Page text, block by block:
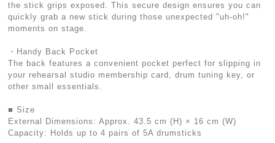
the stick grips exposed. This secure design ensures you can
quickly grab a new stick during those unexpected "uh-oh!"
moments on stage.
・Handy Back Pocket
The back features a convenient pocket perfect for slipping in
your rehearsal studio membership card, drum tuning key, or
other small essentials.
■ Size
External Dimensions: Approx. 43.5 cm (H) × 16 cm (W)
Capacity: Holds up to 4 pairs of 5A drumsticks